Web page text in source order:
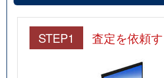
STEP1 査定を依頼